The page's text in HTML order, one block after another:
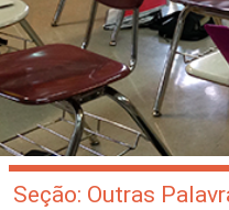
Seção: Outras